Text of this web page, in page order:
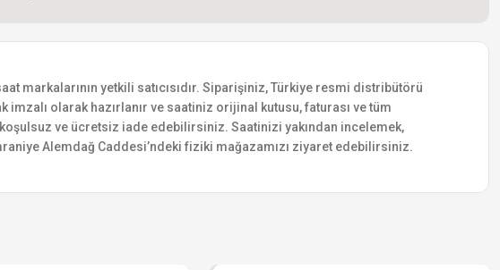
markalarının yetkili satıcısıdır. Siparişiniz, Türkiye resmi distribütörü
olarak hazırlanır ve saatiniz orijinal kutusu, faturası ve tüm
ve ücretsiz iade edebilirsiniz. Saatinizi yakından incelemek,
Alemdağ Caddesi’ndeki fiziki mağazamızı ziyaret edebilirsiniz.